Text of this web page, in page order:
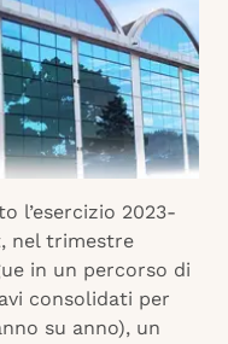
l’esercizio 2023-
nel trimestre
in un percorso di
consolidati per
su anno), un